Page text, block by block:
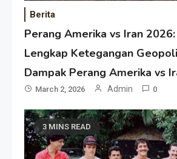
Berita
Perang Amerika vs Iran
Lengkap Ketegangan
Dampak Perang Amerika vs
March 2, 2026 Admin 0
3 MINS READ